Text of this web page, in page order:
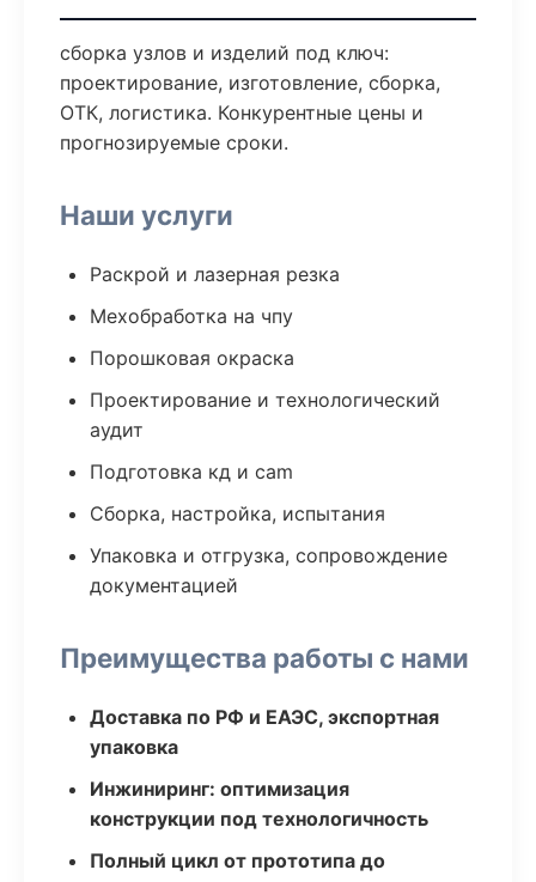
сборка узлов и изделий под ключ:
проектирование, изготовление, сборка,
ОТК, логистика. Конкурентные цены и
прогнозируемые сроки.
Наши услуги
Раскрой и лазерная резка
Мехобработка на чпу
Порошковая окраска
Проектирование и технологический
аудит
Подготовка кд и cam
Сборка, настройка, испытания
Упаковка и отгрузка, сопровождение
документацией
Преимущества работы с нами
Доставка по РФ и ЕАЭС, экспортная
упаковка
Инжиниринг: оптимизация
конструкции под технологичность
Полный цикл от прототипа до